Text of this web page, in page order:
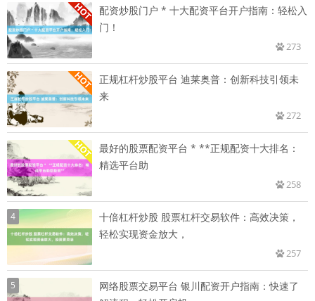
配资炒股门户 * 十大配资平台开户指南：轻松入
门！
273
正规杠杆炒股平台 迪莱奥普：创新科技引领未
来
272
最好的股票配资平台 * **正规配资十大排名：
精选平台助
258
4
十倍杠杆炒股 股票杠杆交易软件：高效决策，
轻松实现资金放大，
257
5
网络股票交易平台 银川配资开户指南：快速了